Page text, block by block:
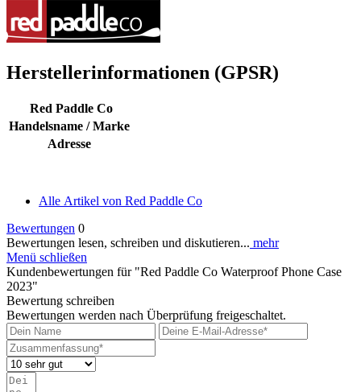
Herstellerinformationen (GPSR)
Red Paddle Co
Handelsname / Marke
Adresse
Alle Artikel von Red Paddle Co
Bewertungen 0
Bewertungen lesen, schreiben und diskutieren... mehr
Menü schließen
Kundenbewertungen für "Red Paddle Co Waterproof Phone Case
2023"
Bewertung schreiben
Bewertungen werden nach Überprüfung freigeschaltet.